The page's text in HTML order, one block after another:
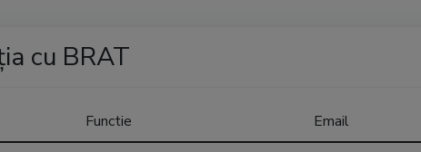
cu BRAT
Functie Email